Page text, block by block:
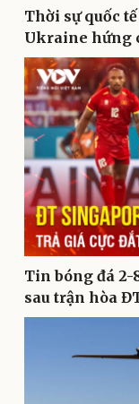
Pháp luật
Thời sự quốc
Ukraine hứng
Tin bóng đá 2-
sau trận hòa